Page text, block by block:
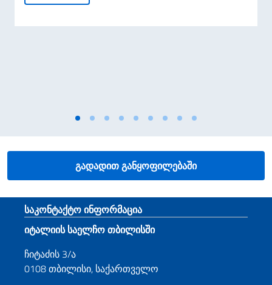
გადადით განყოფილებაში
Footer section
საკონტაქტო ინფორმაცია
იტალიის საელჩო თბილისში
ჩიტაძის 3/ა
0108 თბილისი, საქართველო